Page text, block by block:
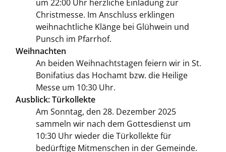
um 22:00 Uhr herzliche Einladung zur
Christmesse. Im Anschluss erklingen
weihnachtliche Klänge bei Glühwein und
Punsch im Pfarrhof.
Weihnachten
An beiden Weihnachtstagen feiern wir in St.
Bonifatius das Hochamt bzw. die Heilige
Messe um 10:30 Uhr.
Ausblick: Türkollekte
Am Sonntag, den 28. Dezember 2025
sammeln wir nach dem Gottesdienst um
10:30 Uhr wieder die Türkollekte für
bedürftige Mitmenschen in der Gemeinde.